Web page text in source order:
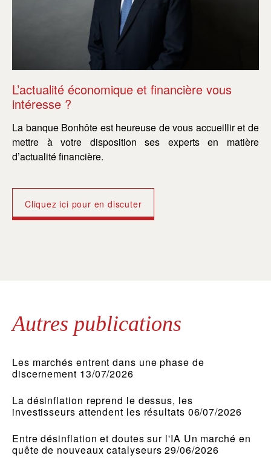
L’actualité économique et financière vous
intéresse ?
La banque Bonhôte est heureuse de vous accueillir et de
mettre à votre disposition ses experts en matière
d’actualité financière.
Cliquez ici pour en discuter
Autres publications
Les marchés entrent dans une phase de
discernement 13/07/2026
La désinflation reprend le dessus, les
investisseurs attendent les résultats 06/07/2026
Entre désinflation et doutes sur l'IA Un marché en
quête de nouveaux catalyseurs 29/06/2026